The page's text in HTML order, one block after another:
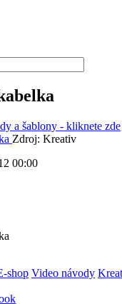
a šablony - kliknete zde
Zdroj: Kreativ
00:00
shop Video návody